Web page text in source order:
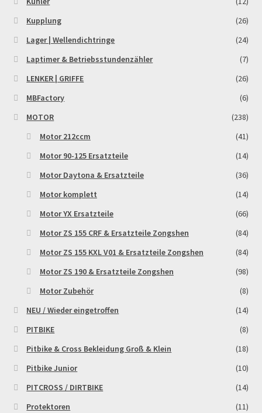
Shop
Support
Términos y Condiciones Generales
Warenkorb
Widerrufsbelehrung & -formular
Zahlung & Versand
Zahlungsarten
Kupplung
(26)
Lager | Wellendichtringe
(24)
Laptimer & Betriebsstundenzähler
(7)
LENKER | GRIFFE
(26)
MBFactory
(6)
MOTOR
(238)
Motor 212ccm
(41)
Motor 90-125 Ersatzteile
(14)
Motor Daytona & Ersatzteile
(36)
Motor komplett
(14)
Motor YX Ersatzteile
(66)
Motor ZS 155 CRF & Ersatzteile Zongshen
(84)
Motor ZS 155 KXL V01 & Ersatzteile Zongshen
(84)
Motor ZS 190 & Ersatzteile Zongshen
(98)
Motor Zubehör
(8)
NEU / Wieder eingetroffen
(14)
PITBIKE
(8)
Pitbike & Cross Bekleidung Groß & Klein
(18)
Pitbike Junior
(10)
PITCROSS / DIRTBIKE
(14)
Protektoren
(11)